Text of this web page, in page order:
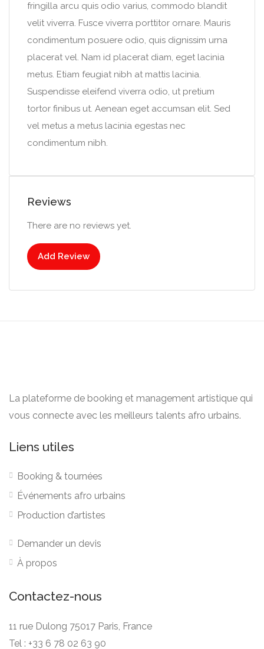
fringilla arcu quis odio varius, commodo blandit
velit viverra. Fusce viverra porttitor ornare. Mauris
condimentum posuere odio, quis dignissim urna
placerat vel. Nam id placerat diam, eget lacinia
metus. Etiam feugiat nibh at mattis lacinia.
Suspendisse eleifend viverra odio, ut pretium
tortor finibus ut. Aenean eget accumsan elit. Sed
vel metus a metus lacinia egestas nec
condimentum nibh.
Reviews
There are no reviews yet.
Add Review
La plateforme de booking et management artistique qui
vous connecte avec les meilleurs talents afro urbains.
Liens utiles
Booking & tournées
Événements afro urbains
Production d’artistes
Demander un devis
À propos
Contactez-nous
11 rue Dulong 75017 Paris, France
Tel : +33 6 78 02 63 90